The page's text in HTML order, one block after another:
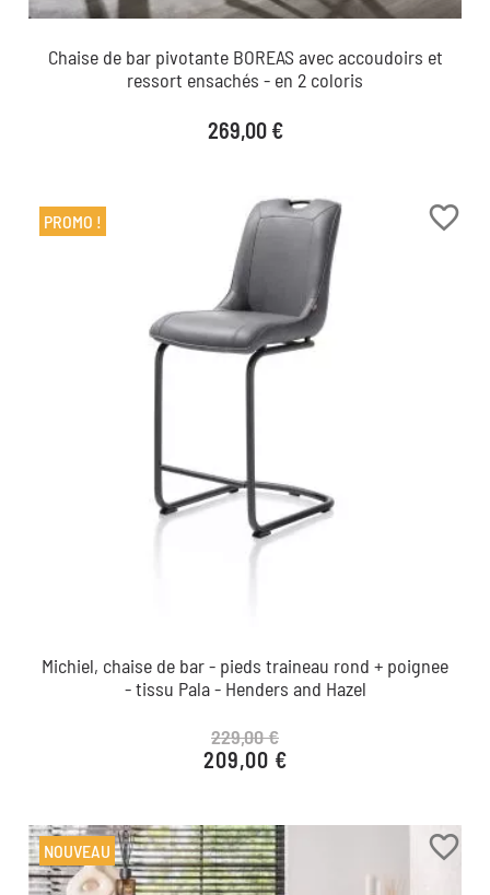
Chaise de bar pivotante BOREAS avec accoudoirs et
ressort ensachés - en 2 coloris
Prix
269,00 €
favorite_border
Michiel, chaise de bar - pieds traineau rond + poignee
- tissu Pala - Henders and Hazel
Prix de base
229,00 €
Prix
209,00 €
PROMO !
favorite_border
NOUVEAU